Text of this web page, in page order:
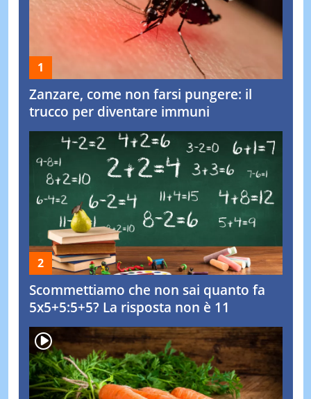
Zanzare, come non farsi pungere: il
trucco per diventare immuni
Scommettiamo che non sai quanto fa
5x5+5:5+5? La risposta non è 11